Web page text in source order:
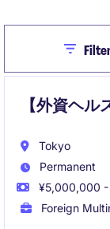
Close
【外資ヘル
Tokyo
Permanent
¥5,000,000
Foreign